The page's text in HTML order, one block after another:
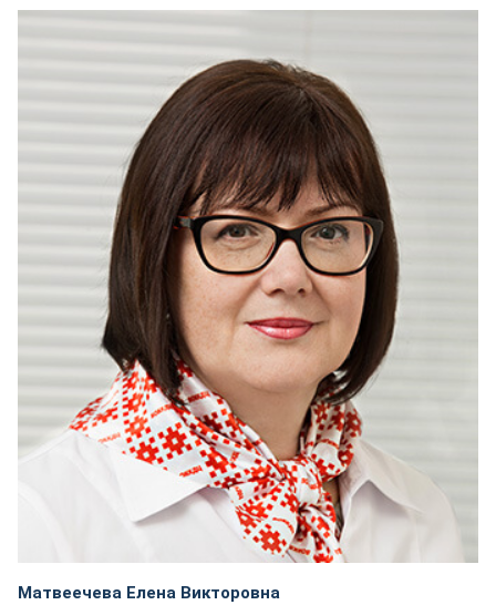
Матвеечева Елена Викторовна